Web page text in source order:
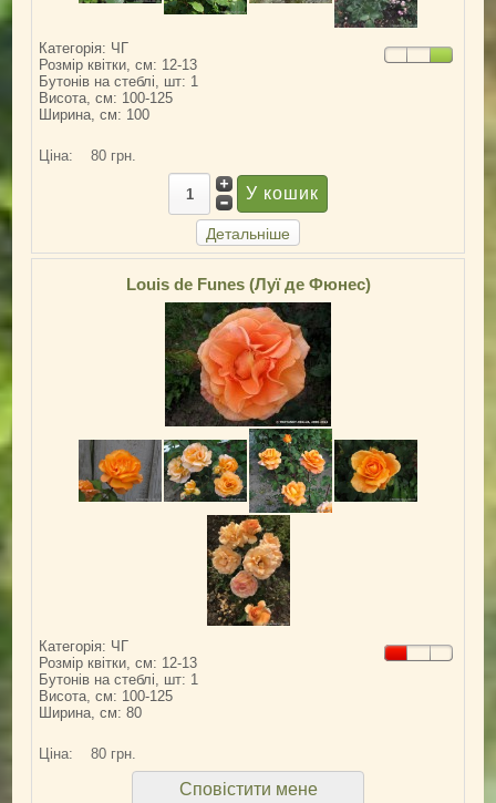
Категорія: ЧГ
Розмір квітки, см: 12-13
Бутонів на стеблі, шт: 1
Висота, см: 100-125
Ширина, см: 100
Ціна: 80 грн.
Детальніше
Louis de Funes (Луї де Фюнес)
Категорія: ЧГ
Розмір квітки, см: 12-13
Бутонів на стеблі, шт: 1
Висота, см: 100-125
Ширина, см: 80
Ціна: 80 грн.
Сповістити мене